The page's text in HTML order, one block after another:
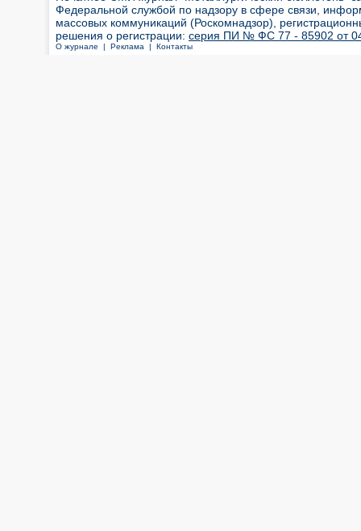
Федеральной службой по надзору в сфере связи,
массовых коммуникаций (Роскомнадзор),
решения о регистрации: серия ПИ № ФС 77 - 85902 от 04
О журнале | Реклама | Контакты